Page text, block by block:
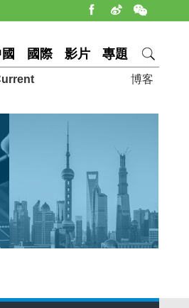
國際 影片 專題
博客